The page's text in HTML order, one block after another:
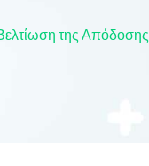
της Απόδοσης